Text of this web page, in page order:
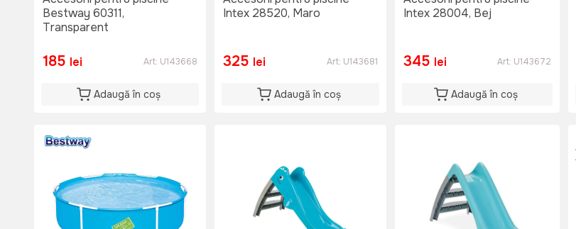
Bestway 60311,
Transparent
185 lei Art: U143668
Adaugă în coș
Intex 28520, Maro
325 lei Art: U143681
Adaugă în coș
Intex 28004, Bej
345 lei Art: U143672
Adaugă în coș